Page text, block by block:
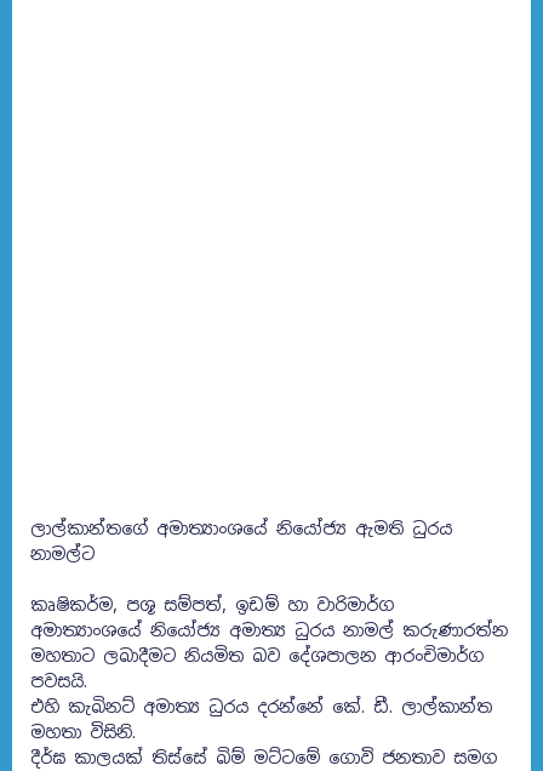
ලාල්කාන්තගේ අමාත්‍යාංශයේ නියෝජ්‍ය ඇමති ධුරය
නාමල්ට
කෘෂිකර්ම, පශූ සම්පත්, ඉඩම් හා වාරිමාර්ග
අමාත්‍යාංශයේ නියෝජ්‍ය අමාත්‍ය ධුරය නාමල් කරුණාරත්න
මහතාට ලබාදීමට නියමිත බව දේශපාලන ආරංචිමාර්ග
පවසයි.
එහි කැබිනට් අමාත්‍ය ධුරය දරන්නේ කේ. ඩී. ලාල්කාන්ත
මහතා විසිනි.
දීර්ඝ කාලයක් තිස්සේ බිම් මට්ටමේ ගොවි ජනතාව සමග